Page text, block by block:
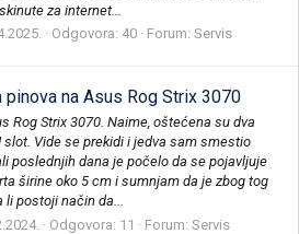
za internet...
Odgovora: 40 Forum: Servis
na Asus Rog Strix 3070
Rog Strix 3070. Naime, oštećena su dva
slot. Vide se prekidi i jedva sam smestio
poslednjih dana je počelo da se pojavljuje
širine oko 5 cm i sumnjam da je zbog tog
li postoji način da...
Odgovora: 11 Forum: Servis